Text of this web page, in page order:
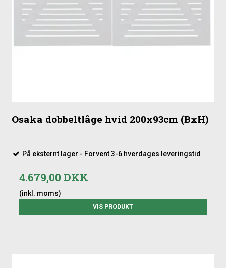
Osaka dobbeltlåge hvid 200x93cm (BxH)
På eksternt lager - Forvent 3-6 hverdages leveringstid
4.679,00 DKK
(inkl. moms)
VIS PRODUKT